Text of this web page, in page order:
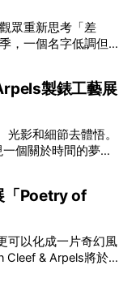
共融藝術為核心，
秀節目，更致力於在
首度與本地兩大旗
《遊延》及《弦上光
多元藝術下的流動
重新思索「差異」
分。每人皆擁有
齊創作、互相啟
：
製錶工藝展
影和細節去體悟。
個關於時間的夢幻
貫低調精緻的製錶語
只是腕上的個人物
頭打開
的腕錶從來不是
動人故事。 世家以
枚腕錶都超越單純
成可以反覆閱讀的畫
「Poetry of
可以化成一片奇幻風
Cleef & Arpels將於1
意星象、迷人自然